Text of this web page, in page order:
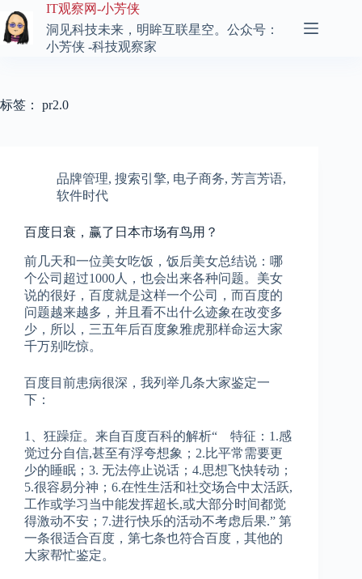
至
内
IT观察网-小芳侠
洞见科技未来，明眸互联星空。公众号：
小芳侠 -科技观察家
标签： pr2.0
品牌管理, 搜索引擎, 电子商务, 芳言芳语,
软件时代
百度日衰，赢了日本市场有鸟用？
前几天和一位美女吃饭，饭后美女总结说：哪
个公司超过1000人，也会出来各种问题。美女
说的很好，百度就是这样一个公司，而百度的
问题越来越多，并且看不出什么迹象在改变多
少，所以，三五年后百度象雅虎那样命运大家
千万别吃惊。
百度目前患病很深，我列举几条大家鉴定一
下：
1、狂躁症。来自百度百科的解析“ 特征：1.感
觉过分自信,甚至有浮夸想象；2.比平常需要更
少的睡眠；3. 无法停止说话；4.思想飞快转动；
5.很容易分神；6.在性生活和社交场合中太活跃,
工作或学习当中能发挥超长,或大部分时间都觉
得激动不安；7.进行快乐的活动不考虑后果.” 第
一条很适合百度，第七条也符合百度，其他的
大家帮忙鉴定。